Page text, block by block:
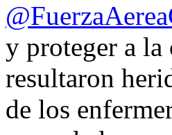
y proteger a la
resultaron
de los